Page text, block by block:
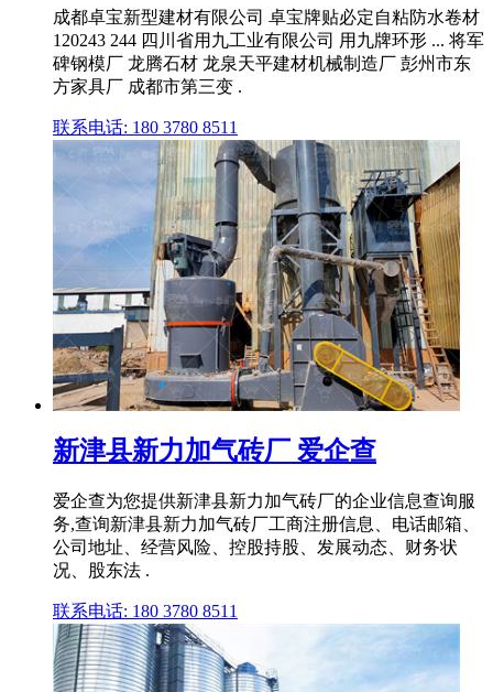
成都卓宝新型建材有限公司 卓宝牌贴必定自粘防水卷材
120243 244 四川省用九工业有限公司 用九牌环形 ... 将军
碑钢模厂 龙腾石材 龙泉天平建材机械制造厂 彭州市东
方家具厂 成都市第三变 .
联系电话: 180 3780 8511
新津县新力加气砖厂 爱企查
爱企查为您提供新津县新力加气砖厂的企业信息查询服
务,查询新津县新力加气砖厂工商注册信息、电话邮箱、
公司地址、经营风险、控股持股、发展动态、财务状
况、股东法 .
联系电话: 180 3780 8511